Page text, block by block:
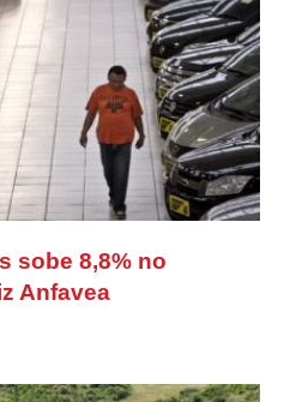
sobe 8,8% no
Anfavea